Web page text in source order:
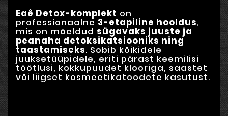
Eaê Detox-komplekt on
professionaalne 3-etapiline hooldus,
mis on mõeldud sügavaks juuste ja
peanaha detoksikatsiooniks ning
taastamiseks. Sobib kõikidele
juuksetüüpidele, eriti pärast keemilisi
töötlusi, kokkupuudet klooriga, saastet
või liigset kosmeetikatoodete kasutust.